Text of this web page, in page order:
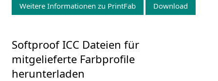
Weitere Informationen zu PrintFab Download
Softproof ICC Dateien für
mitgelieferte Farbprofile
herunterladen